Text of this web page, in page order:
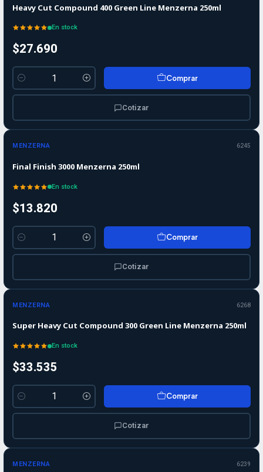
Heavy Cut Compound 400 Green Line Menzerna 250ml
En stock
$27.690
Cantidad
Comprar
Cotizar
MENZERNA 6245
Final Finish 3000 Menzerna 250ml
En stock
$13.820
Cantidad
Comprar
Cotizar
MENZERNA 6268
Super Heavy Cut Compound 300 Green Line Menzerna 250ml
En stock
$33.535
Cantidad
Comprar
Cotizar
Agotado
MENZERNA 6239